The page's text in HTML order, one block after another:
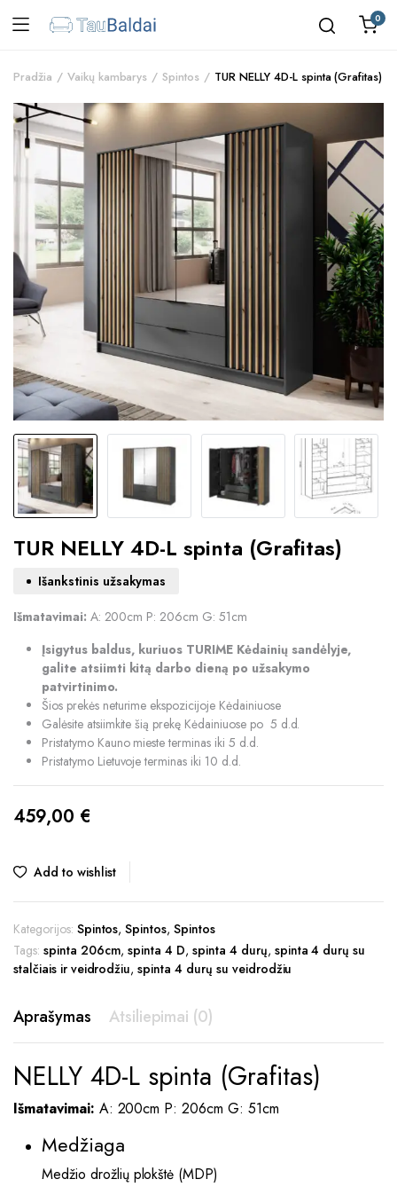
0
Pradžia Vaikų kambarys Spintos TUR NELLY 4D-L spinta (Grafitas)
TUR NELLY 4D-L spinta (Grafitas)
Išankstinis užsakymas
Išmatavimai: A: 200cm P: 206cm G: 51cm
Įsigytus baldus, kuriuos TURIME Kėdainių sandėlyje,
galite atsiimti kitą darbo dieną po užsakymo
patvirtinimo.
Šios prekės neturime ekspozicijoje Kėdainiuose
Galėsite atsiimkite šią prekę Kėdainiuose po 5 d.d.
Pristatymo Kauno mieste terminas iki 5 d.d.
Pristatymo Lietuvoje terminas iki 10 d.d.
459,00 €
Add to wishlist
Kategorijos: Spintos,Spintos,Spintos
Tags: spinta 206cm,spinta 4 D,spinta 4 durų, spinta 4 durų su
stalčiais ir veidrodžiu,spinta 4 durų su veidrodžiu
Aprašymas Atsiliepimai (0)
NELLY 4D-L spinta (Grafitas)
Išmatavimai: A: 200cm P: 206cm G: 51cm
Medžiaga
Medžio drožlių plokštė (MDP)